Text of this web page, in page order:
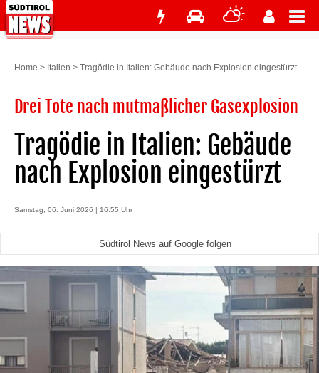
Home > Italien > Tragödie in Italien: Gebäude nach Explosion eingestürzt
Drei Tote nach mutmaßlicher Gasexplosion
Tragödie in Italien: Gebäude
nach Explosion eingestürzt
Samstag, 06. Juni 2026 | 16:55 Uhr
Südtirol News auf Google folgen